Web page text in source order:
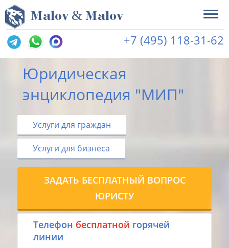
Malov & Malov
+7 (495) 118-31-62
Юридическая
энциклопедия "МИП"
Услуги для граждан
Услуги для бизнеса
ЗАДАТЬ БЕСПЛАТНЫЙ ВОПРОС
ЮРИСТУ
Tелефон бесплатной горячей
линии